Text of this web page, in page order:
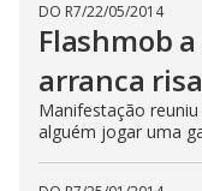
DO R7/22/05/2014
Flashmob
arranca
Manifestação
alguém jogar uma